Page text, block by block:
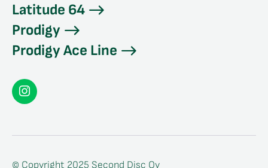
Latitude 64
Prodigy
Prodigy Ace Line
Seconddisc
© Copyright 2025 Second Disc Oy